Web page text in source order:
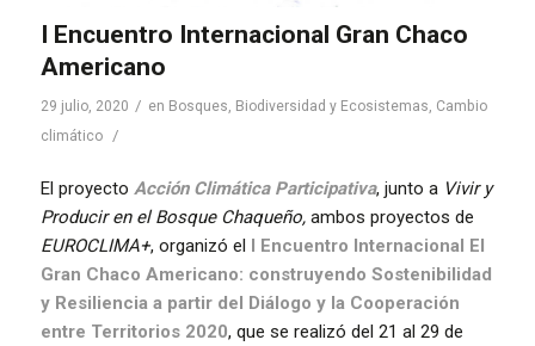
I Encuentro Internacional Gran Chaco
Americano
29 julio, 2020 / en Bosques, Biodiversidad y Ecosistemas Cambio
climático
/
El proyecto Acción Climática Participativa, junto a Vivir y
Producir en el Bosque Chaqueño,ambos proyectos de
EUROCLIMA+, organizó el
I Encuentro Internacional El
Gran Chaco Americano: construyendo Sostenibilidad
y Resiliencia a partir del Diálogo y la Cooperación
entre Territorios 2020, que se realizó del 21 al 29 de